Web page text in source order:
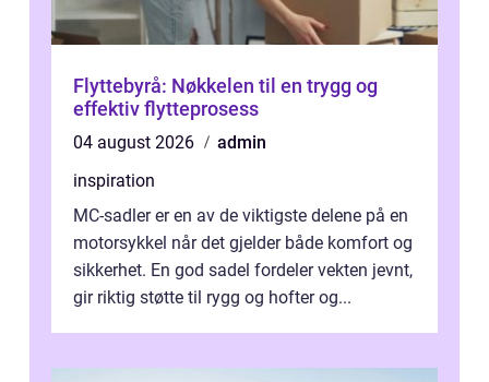
Flyttebyrå: Nøkkelen til en trygg og
effektiv flytteprosess
04 august 2026
admin
inspiration
MC-sadler er en av de viktigste delene på en
motorsykkel når det gjelder både komfort og
sikkerhet. En god sadel fordeler vekten jevnt,
gir riktig støtte til rygg og hofter og...